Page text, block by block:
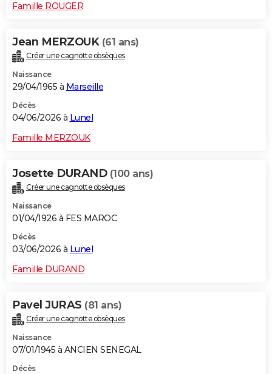
Famille ROUGER
Jean MERZOUK (61 ans)
Créer une cagnotte obsèques
Naissance
29/04/1965 à Marseille
Décès
04/06/2026 à Lunel
Famille MERZOUK
Josette DURAND (100 ans)
Créer une cagnotte obsèques
Naissance
01/04/1926 à FES MAROC
Décès
03/06/2026 à Lunel
Famille DURAND
Pavel JURAS (81 ans)
Créer une cagnotte obsèques
Naissance
07/01/1945 à ANCIEN SENEGAL
Décès